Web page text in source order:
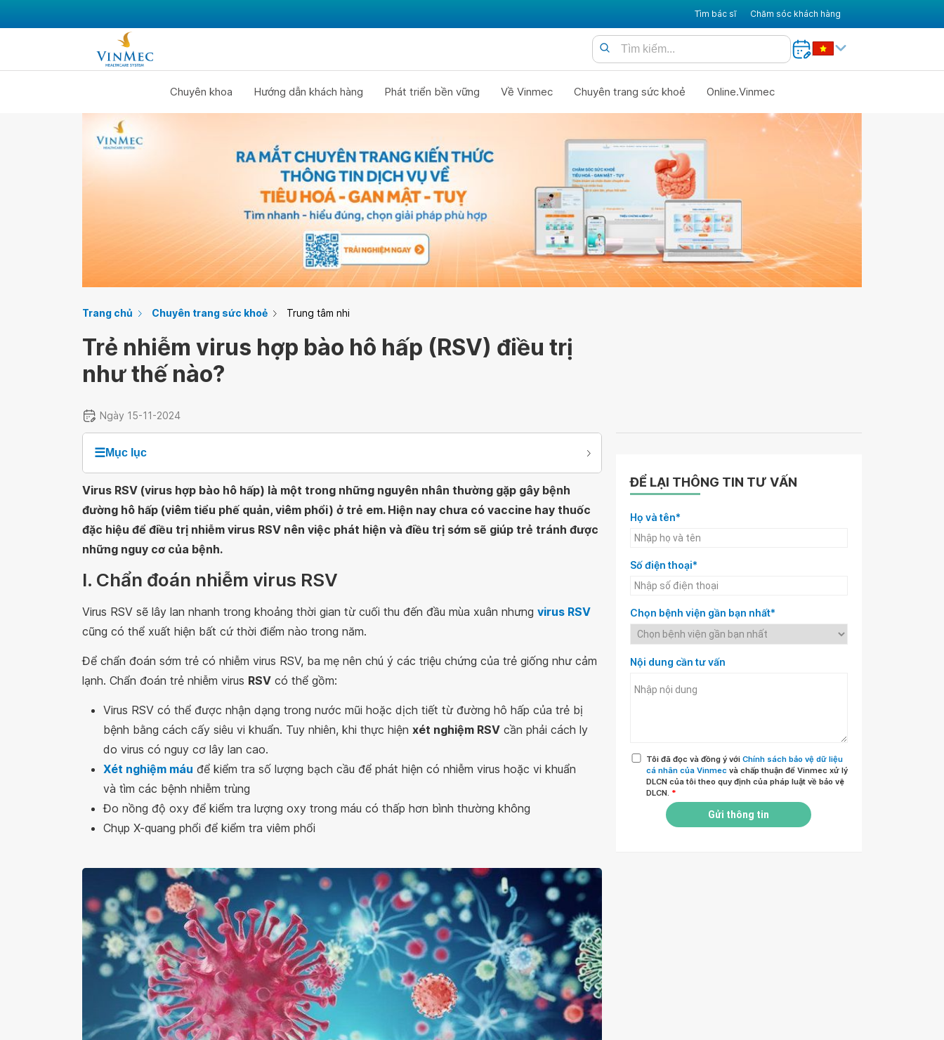
Tìm bác sĩ Chăm sóc khách hàng
Chuyên khoa Hướng dẫn khách hàng Phát triển bền vững Về Vinmec Chuyên trang sức khoẻ Online.Vinmec
Trang chủ Chuyên trang sức khoẻ Trung tâm nhi
Trẻ nhiễm virus hợp bào hô hấp (RSV) điều trị
như thế nào?
Ngày 15-11-2024
☰Mục lục
Virus RSV (virus hợp bào hô hấp) là một trong những nguyên nhân thường gặp gây bệnh
đường hô hấp (viêm tiểu phế quản, viêm phổi) ở trẻ em. Hiện nay chưa có vaccine hay thuốc
đặc hiệu để điều trị nhiễm virus RSV nên việc phát hiện và điều trị sớm sẽ giúp trẻ tránh được
những nguy cơ của bệnh.
I. Chẩn đoán nhiễm virus RSV
Virus RSV sẽ lây lan nhanh trong khoảng thời gian từ cuối thu đến đầu mùa xuân nhưng virus RSV
cũng có thể xuất hiện bất cứ thời điểm nào trong năm.
Để chẩn đoán sớm trẻ có nhiễm virus RSV, ba mẹ nên chú ý các triệu chứng của trẻ giống như cảm
lạnh. Chẩn đoán trẻ nhiễm virus RSV có thể gồm:
Virus RSV có thể được nhận dạng trong nước mũi hoặc dịch tiết từ đường hô hấp của trẻ bị
bệnh bằng cách cấy siêu vi khuẩn. Tuy nhiên, khi thực hiện xét nghiệm RSV cần phải cách ly
do virus có nguy cơ lây lan cao.
Xét nghiệm máu để kiểm tra số lượng bạch cầu để phát hiện có nhiễm virus hoặc vi khuẩn
và tìm các bệnh nhiễm trùng
Đo nồng độ oxy để kiểm tra lượng oxy trong máu có thấp hơn bình thường không
Chụp X-quang phổi để kiểm tra viêm phổi
ĐỂ LẠI THÔNG TIN TƯ VẤN
Họ và tên*
Số điện thoại*
Chọn bệnh viện gần bạn nhất*
Nội dung cần tư vấn
Tôi đã đọc và đồng ý với Chính sách bảo vệ dữ liệu
cá nhân của Vinmec và chấp thuận để Vinmec xử lý
DLCN của tôi theo quy định của pháp luật về bảo vệ
DLCN. *
Gửi thông tin